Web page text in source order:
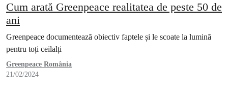
Cum arată Greenpeace realitatea de peste 50 de
ani
Greenpeace documentează obiectiv faptele și le scoate la lumină
pentru toți ceilalți
Greenpeace România
21/02/2024